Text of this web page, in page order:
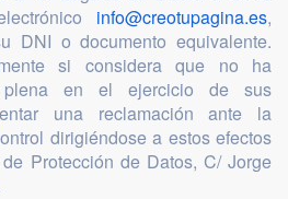
info@creotupagina.es,
DNI o documento equivalente.
si considera que no ha
plena en el ejercicio de sus
una reclamación ante la
dirigiéndose a estos efectos
Protección de Datos, C/ Jorge